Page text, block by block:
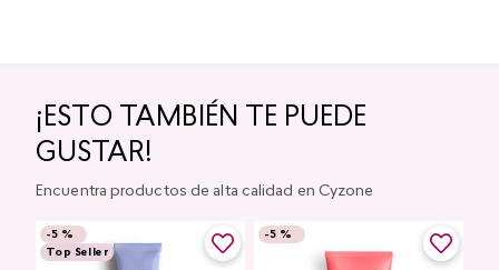
¡ESTO TAMBIÉN TE PUEDE
GUSTAR!
Encuentra productos de alta calidad en Cyzone
-5 %
Top Seller
-5 %